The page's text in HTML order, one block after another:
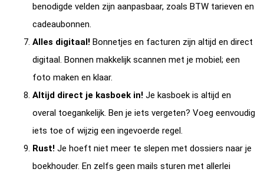
benodigde velden zijn aanpasbaar, zoals BTW tarieven en
cadeaubonnen.
Alles digitaal! Bonnetjes en facturen zijn altijd en direct
digitaal. Bonnen makkelijk scannen met je mobiel; een
foto maken en klaar.
Altijd direct je kasboek in! Je kasboek is altijd en
overal toegankelijk. Ben je iets vergeten? Voeg eenvoudig
iets toe of wijzig een ingevoerde regel.
Rust! Je hoeft niet meer te slepen met dossiers naar je
boekhouder. En zelfs geen mails sturen met allerlei